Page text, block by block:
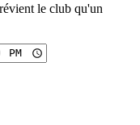
le club qu'un